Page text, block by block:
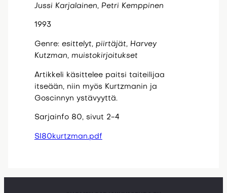
Jussi Karjalainen, Petri Kemppinen
1993
Genre:esittelyt, piirtäjät, Harvey
Kutzman, muistokirjoitukset
Artikkeli käsittelee paitsi taiteilijaa
itseään, niin myös Kurtzmanin ja
Goscinnyn ystävyyttä.
Sarjainfo 80, sivut 2-4
SI80kurtzman.pdf